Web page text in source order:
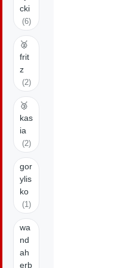
cki
(6)
🥈
frit
z
(2)
🥉
kas
ia
(2)
gor
ylis
ko
(1)
wa
nd
ah
erb